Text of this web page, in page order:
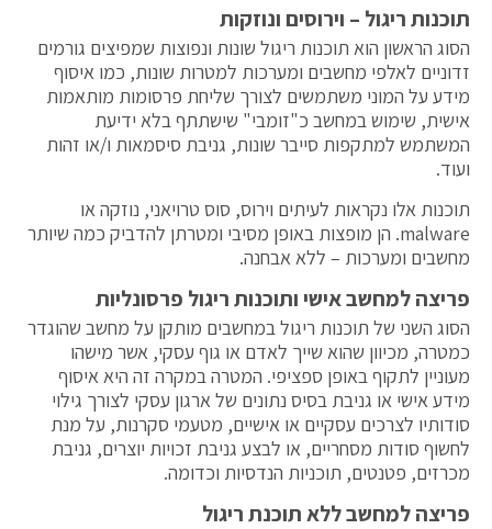
תוכנות ריגול – וירוסים ונוזקות
הסוג הראשון הוא תוכנות ריגול שונות ונפוצות שמפיצים גורמים
זדוניים לאלפי מחשבים ומערכות למטרות שונות, כמו איסוף
מידע על המוני משתמשים לצורך שליחת פרסומות מותאמות
אישית, שימוש במחשב כ"זומבי" שישתתף בלא ידיעת
המשתמש למתקפות סייבר שונות, גניבת סיסמאות ו/או זהות
ועוד.
תוכנות אלו נקראות לעיתים וירוס, סוס טרויאני, נוזקה או
malware. הן מופצות באופן מסיבי ומטרתן להדביק כמה שיותר
מחשבים ומערכות – ללא אבחנה.
פריצה למחשב אישי ותוכנות ריגול פרסונליות
הסוג השני של תוכנות ריגול במחשבים מותקן על מחשב שהוגדר
כמטרה, מכיוון שהוא שייך לאדם או גוף עסקי, אשר מישהו
מעוניין לתקוף באופן ספציפי. המטרה במקרה זה היא איסוף
מידע אישי או גניבת בסיס נתונים של ארגון עסקי לצורך גילוי
סודותיו לצרכים עסקיים או אישיים, מטעמי סקרנות, על מנת
לחשוף סודות מסחריים, או לבצע גניבת זכויות יוצרים, גניבת
מכרזים, פטנטים, תוכניות הנדסיות וכדומה.
פריצה למחשב ללא תוכנת ריגול